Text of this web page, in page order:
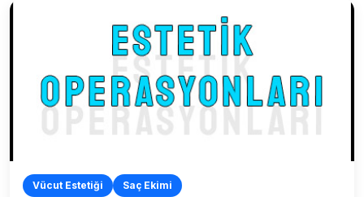
Vücut Estetiği Saç Ekimi